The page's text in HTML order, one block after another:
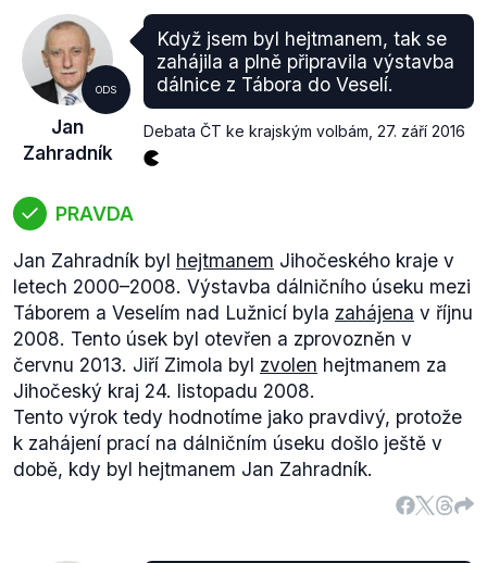
neškodil českému hospodářství. Dovoluji si proto
navrhnout, abychom tento zákon v prvním čtení
zamítli.“
Vláda Bohuslava Sobotky v červnu tohoto roku
navrhla novelu zákona, která by nařízením vlády
zařadila prioritní stavby na seznam výjimek, jež by
průběhu prací. Ta byla
vstoupila 5. srpna 2016.
Seznam těchto staveb byl vládouschválen 25.
srpna 2016 a z úseků dálnice D3 obsahuje pouze
obchvat Českých Budějovic. U zbylýchtří úseků,
které v tomto seznamu nefigurují a zároveň mají
stanovisko EIA podle starého zákona, bude muset
proběhnout nové řízení.
Výrok je hodnocen jako nepravdivý, jelikož
stanoviska EIA se musí opakovat pouze u některých
staveb a zároveň není možno z tohoto problému
osočovat vládu Bohuslava Sobotky, která problém
gramotnosti investora.
ODS
Jan
Zahradník
Když jsem byl hejtmanem, tak se
zahájila a plně připravila výstavba
dálnice z Tábora do Veselí.
Debata ČT ke krajským volbám 27. září 2016
PRAVDA
Jan Zahradník byl hejtmanem Jihočeského kraje v
letech 2000–2008. Výstavba dálničního úseku mezi
Táborem a Veselím nad Lužnicí byla zahájena v říjnu
2008. Tento úsek byl otevřen a zprovozněn v
červnu 2013. Jiří Zimola byl zvolen hejtmanem za
Jihočeský kraj 24. listopadu 2008.
Tento výrok tedy hodnotíme jako pravdivý, protože
k zahájení prací na dálničním úseku došlo ještě v
době, kdy byl hejtmanem Jan Zahradník.